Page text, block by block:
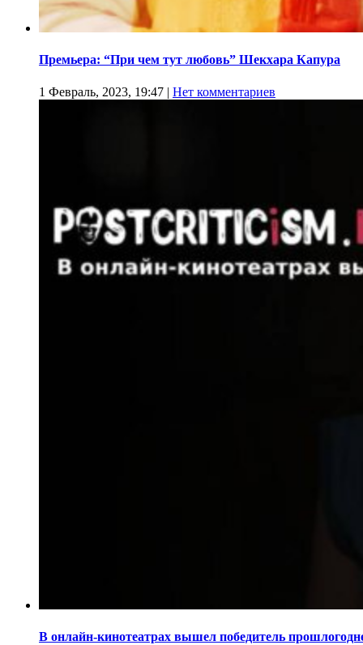
Премьера: “При чем тут любовь” Шекхара Капура
1 Февраль, 2023, 19:47 | Нет комментариев
В онлайн-кинотеатрах вышел победитель